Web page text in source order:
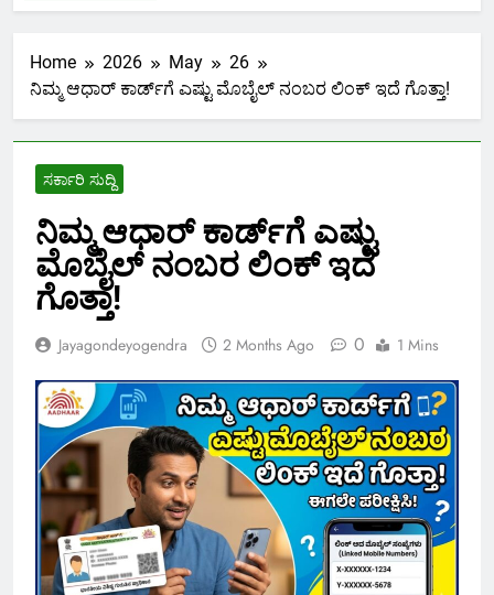
Home 2026 May
26
ನಿಮ್ಮ ಆಧಾರ್ ಕಾರ್ಡ್‌ಗೆ ಎಷ್ಟು ಮೊಬೈಲ್ ನಂಬರ ಲಿಂಕ್ ಇದೆ ಗೊತ್ತಾ!
ಸರ್ಕಾರಿ ಸುದ್ದಿ
ನಿಮ್ಮ ಆಧಾರ್ ಕಾರ್ಡ್‌ಗೆ ಎಷ್ಟು
ಮೊಬೈಲ್ ನಂಬರ ಲಿಂಕ್ ಇದೆ
ಗೊತ್ತಾ!
Jayagondeyogendra 2 Months Ago 0 1 Mins